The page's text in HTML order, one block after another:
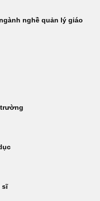
nghề quản lý giáo
sĩ